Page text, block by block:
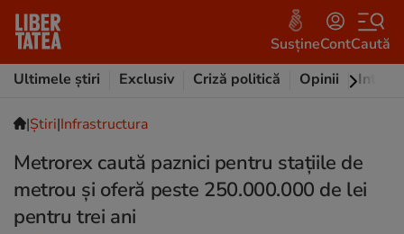
SusțineContCaută
Ultimele știri
Exclusiv Criză politică Opinii
|Ştiri|Infrastructura
Metrorex caută paznici pentru stațiile de
metrou și oferă peste 250.000.000 de lei
pentru trei ani